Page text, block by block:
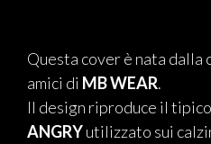
Questa cover è nata dalla
amici di MB WEAR.
Il design riproduce il
ANGRYutilizzato sui